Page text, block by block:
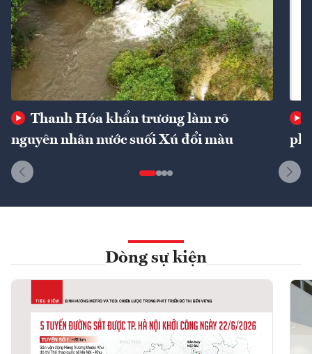
Thanh Hóa khẩn trương làm rõ
nguyên nhân nước suối Xú đổi màu
phí
Dòng sự kiện